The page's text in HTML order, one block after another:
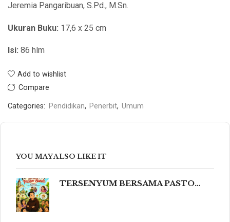
Jeremia Pangaribuan, S.Pd., M.Sn.
Ukuran Buku: 17,6 x 25 cm
Isi: 86 hlm
Add to wishlist
Compare
Categories: Pendidikan, Penerbit, Umum
YOU MAY ALSO LIKE IT
TERSENYUM BERSAMA PASTOR NANDO 80 Humor Ringan tentang Iman, Kehidupan, dan Kemanusiaan